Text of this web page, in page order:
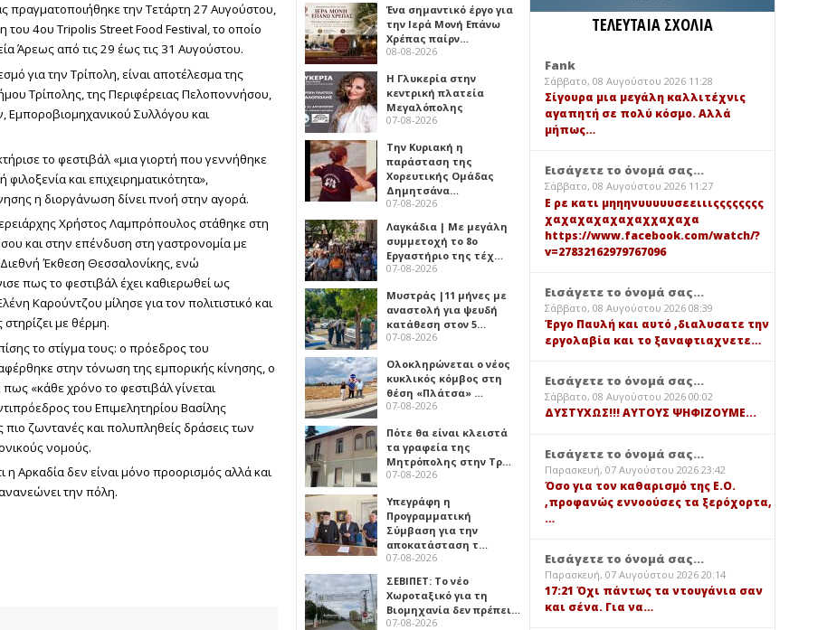
πραγματοποιήθηκε την Τετάρτη 27 Αυγούστου,
του 4ου Tripolis Street Food Festival, το οποίο
Άρεως από τις 29 έως τις 31 Αυγούστου.
για την Τρίπολη, είναι αποτέλεσμα της
Τρίπολης, της Περιφέρειας Πελοποννήσου,
Εμποροβιομηχανικού Συλλόγου και
το φεστιβάλ «μια γιορτή που γεννήθηκε
και επιχειρηματικότητα»,
η διοργάνωση δίνει πνοή στην αγορά.
Χρήστος Λαμπρόπουλος στάθηκε στη
και στην επένδυση στη γαστρονομία με
Διεθνή Έκθεση Θεσσαλονίκης, ενώ
πως το φεστιβάλ έχει καθιερωθεί ως
Καρούντζου μίλησε για τον πολιτιστικό και
με θέρμη.
το στίγμα τους: ο πρόεδρος του
στην τόνωση της εμπορικής κίνησης, ο
«κάθε χρόνο το φεστιβάλ γίνεται
του Επιμελητηρίου Βασίλης
ζωντανές και πολυπληθείς δράσεις των
νομούς.
η Αρκαδία δεν είναι μόνο προορισμός αλλά και
την πόλη.
Ένα σημαντικό έργο για
την Ιερά Μονή Επάνω
Χρέπας παίρν…
08-08-2026
Η Γλυκερία στην
κεντρική πλατεία
Μεγαλόπολης
07-08-2026
Την Κυριακή η
παράσταση της
Χορευτικής Ομάδας
Δημητσάνα…
07-08-2026
Λαγκάδια | Με μεγάλη
συμμετοχή το 8ο
Εργαστήριο της τέχ…
07-08-2026
Μυστράς |11 μήνες με
αναστολή για ψευδή
κατάθεση στον 5…
07-08-2026
Ολοκληρώνεται ο νέος
κυκλικός κόμβος στη
θέση «Πλάτσα» …
07-08-2026
Πότε θα είναι κλειστά
τα γραφεία της
Μητρόπολης στην Τρ…
07-08-2026
Υπεγράφη η
Προγραμματική
Σύμβαση για την
αποκατάσταση τ…
07-08-2026
ΣΕΒΙΠΕΤ: Το νέο
Χωροταξικό για τη
Βιομηχανία δεν πρέπει…
07-08-2026
ΤΕΛΕΥΤΑΙΑ ΣΧΟΛΙΑ
Fank
Σάββατο, 08 Αυγούστου 2026 11:28
Σίγουρα μια μεγάλη καλλιτέχνις
αγαπητή σε πολύ κόσμο. Αλλά
μήπως…
Εισάγετε το όνομά σας...
Σάββατο, 08 Αυγούστου 2026 11:27
Ε ρε κατι μηηηνυυυυυσεειιιςςςςςςςς
χαχαχαχαχαχαχχαχαχα
https://www.facebook.com/watch/?
v=27832162979767096
Εισάγετε το όνομά σας...
Σάββατο, 08 Αυγούστου 2026 08:39
Έργο Παυλή και αυτό ,διαλυσατε την
εργολαβία και το ξαναφτιαχνετε…
Εισάγετε το όνομά σας...
Σάββατο, 08 Αυγούστου 2026 00:02
ΔΥΣΤΥΧΩΣ!!! ΑΥΤΟΥΣ ΨΗΦΙΖΟΥΜΕ...
Εισάγετε το όνομά σας...
Παρασκευή, 07 Αυγούστου 2026 23:42
Όσο για τον καθαρισμό της Ε.Ο.
,προφανώς εννοούσες τα ξερόχορτα,
…
Εισάγετε το όνομά σας...
Παρασκευή, 07 Αυγούστου 2026 20:14
17:21 Όχι πάντως τα ντουγάνια σαν
και σένα. Για να…